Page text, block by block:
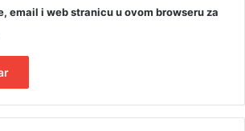
email i web stranicu u ovom browseru za